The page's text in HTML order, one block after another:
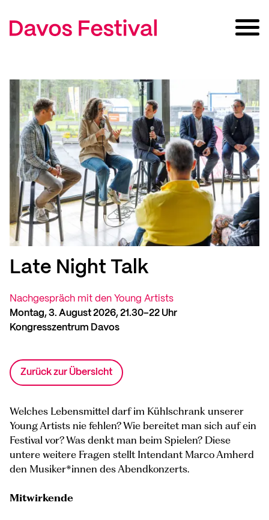
Late Night Talk
Nachgespräch mit den Young Artists
Montag, 3. August 2026, 21.30–22 Uhr
Kongresszentrum Davos
Zurück zur Übersicht
Welches Lebensmittel darf im Kühlschrank unserer
Young Artists nie fehlen? Wie bereitet man sich auf ein
Festival vor? Was denkt man beim Spielen? Diese
untere weitere Fragen stellt Intendant Marco Amherd
den Musiker*innen des Abendkonzerts.
Mitwirkende